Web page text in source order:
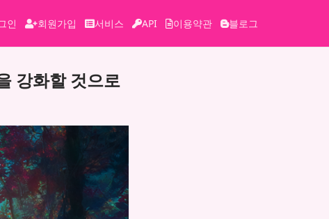
인 회원가입 서비스 API 이용약관 블로그
강화할 것으로